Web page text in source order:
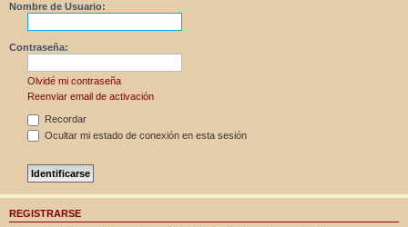
Nombre de Usuario:
Contraseña:
Olvidé mi contraseña
Reenviar email de activación
Recordar
Ocultar mi estado de conexión en esta sesión
REGISTRARSE